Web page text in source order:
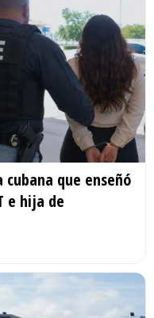
que enseñó
e hija de